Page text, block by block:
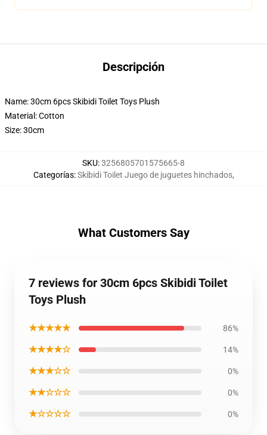
Descripción
Name: 30cm 6pcs Skibidi Toilet Toys Plush
Material: Cotton
Size: 30cm
SKU:3256805701575665-8
Categorías:Skibidi Toilet Juego de juguetes hinchados,
What Customers Say
7 reviews for 30cm 6pcs Skibidi Toilet
Toys Plush
★★★★★ 86%
★★★★☆ 14%
★★★☆☆ 0%
★★☆☆☆ 0%
★☆☆☆☆ 0%